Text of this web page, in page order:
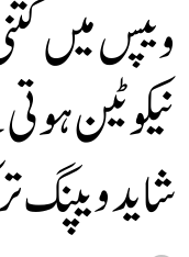
ویپس میں
نیکوٹین
شاید